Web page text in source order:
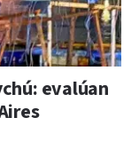
evalúan